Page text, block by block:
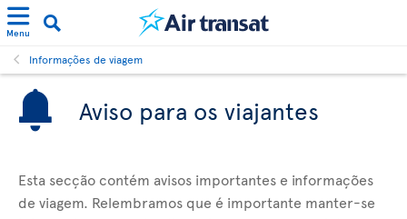
Menu
Informações de viagem
Aviso para os viajantes
Esta secção contém avisos importantes e informações
de viagem. Relembramos que é importante manter-se